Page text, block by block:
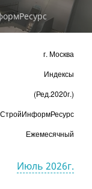
г. Москва
Индексы
(Ред.2020г.)
СтройИнформРесурс
Ежемесячный
Июль 2026г.